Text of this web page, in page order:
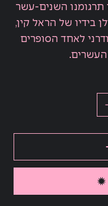
תרגומנו השנים-עשר
בידיו של הראל קין,
לאחד הסופרים